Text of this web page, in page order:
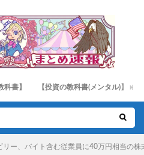
科書】 【投資の教科書(メンタル)】
リー、バイト含む従業員に40万円相当の株